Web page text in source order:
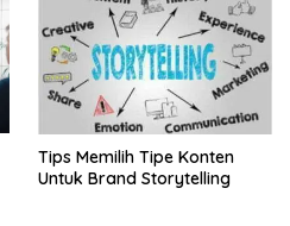
Tips Memilih Tipe Konten
Untuk Brand Storytelling